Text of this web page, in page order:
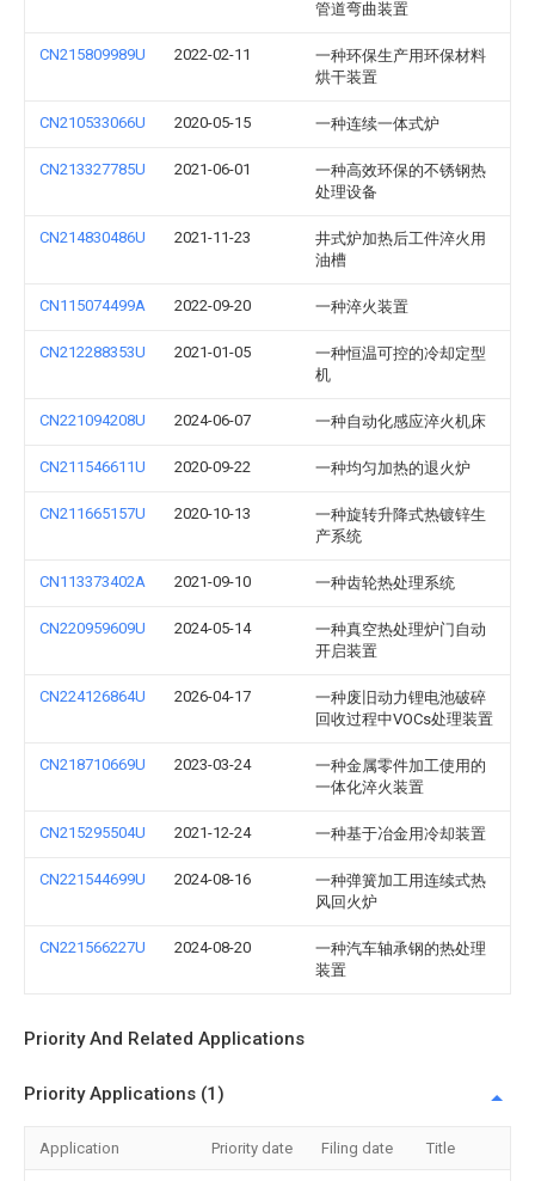
管道弯曲装置
CN215809989U 2022-02-11
一种环保生产用环保材料
烘干装置
CN210533066U 2020-05-15 一种连续一体式炉
CN213327785U 2021-06-01
一种高效环保的不锈钢热
处理设备
CN214830486U 2021-11-23
井式炉加热后工件淬火用
油槽
CN115074499A 2022-09-20 一种淬火装置
CN212288353U 2021-01-05
一种恒温可控的冷却定型
机
CN221094208U 2024-06-07 一种自动化感应淬火机床
CN211546611U 2020-09-22 一种均匀加热的退火炉
CN211665157U 2020-10-13
一种旋转升降式热镀锌生
产系统
CN113373402A 2021-09-10 一种齿轮热处理系统
CN220959609U 2024-05-14
一种真空热处理炉门自动
开启装置
CN224126864U 2026-04-17
一种废旧动力锂电池破碎
回收过程中VOCs处理装置
CN218710669U 2023-03-24
一种金属零件加工使用的
一体化淬火装置
CN215295504U 2021-12-24 一种基于冶金用冷却装置
CN221544699U 2024-08-16
一种弹簧加工用连续式热
风回火炉
CN221566227U 2024-08-20
一种汽车轴承钢的热处理
装置
Priority And Related Applications
Priority Applications (1)
Application Priority date Filing date Title